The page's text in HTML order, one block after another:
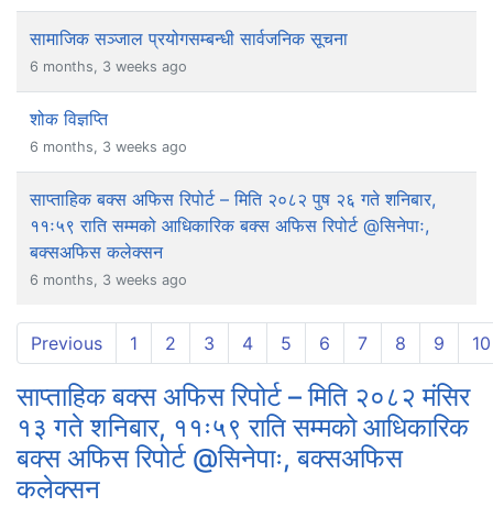
सामाजिक सञ्जाल प्रयोगसम्बन्धी सार्वजनिक सूचना
6 months, 3 weeks ago
शोक विज्ञप्ति
6 months, 3 weeks ago
साप्ताहिक बक्स अफिस रिपोर्ट – मिति २०८२ पुष २६ गते शनिबार,
११ः५९ राति सम्मको आधिकारिक बक्स अफिस रिपोर्ट @सिनेपाः,
बक्सअफिस कलेक्सन
6 months, 3 weeks ago
Previous 1 2 3 4 5 6 7 8 9 10
साप्ताहिक बक्स अफिस रिपोर्ट – मिति २०८२ मंसिर
१३ गते शनिबार, ११ः५९ राति सम्मको आधिकारिक
बक्स अफिस रिपोर्ट @सिनेपाः, बक्सअफिस
कलेक्सन